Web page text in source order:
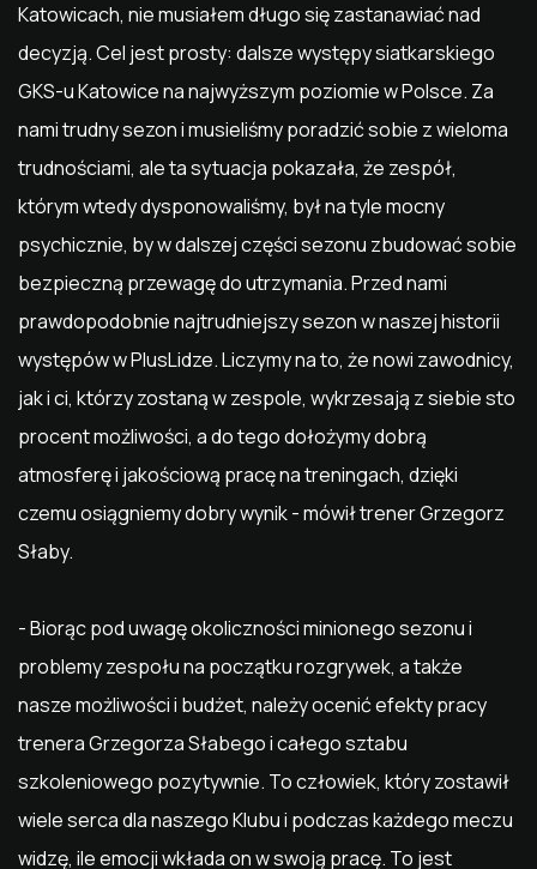
Katowicach, nie musiałem długo się zastanawiać nad
decyzją. Cel jest prosty: dalsze występy siatkarskiego
GKS-u Katowice na najwyższym poziomie w Polsce. Za
nami trudny sezon i musieliśmy poradzić sobie z wieloma
trudnościami, ale ta sytuacja pokazała, że zespół,
którym wtedy dysponowaliśmy, był na tyle mocny
psychicznie, by w dalszej części sezonu zbudować sobie
bezpieczną przewagę do utrzymania. Przed nami
prawdopodobnie najtrudniejszy sezon w naszej historii
występów w PlusLidze. Liczymy na to, że nowi zawodnicy,
jak i ci, którzy zostaną w zespole, wykrzesają z siebie sto
procent możliwości, a do tego dołożymy dobrą
atmosferę i jakościową pracę na treningach, dzięki
czemu osiągniemy dobry wynik - mówił trener Grzegorz
Słaby.
- Biorąc pod uwagę okoliczności minionego sezonu i
problemy zespołu na początku rozgrywek, a także
nasze możliwości i budżet, należy ocenić efekty pracy
trenera Grzegorza Słabego i całego sztabu
szkoleniowego pozytywnie. To człowiek, który zostawił
wiele serca dla naszego Klubu i podczas każdego meczu
widzę, ile emocji wkłada on w swoją pracę. To jest